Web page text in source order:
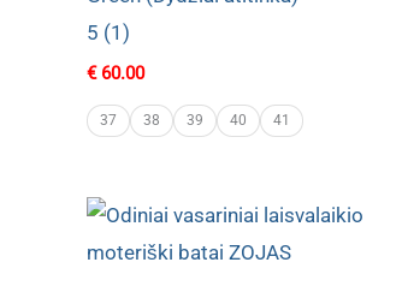
5 (1)
€60.00
37 38 39 40 41